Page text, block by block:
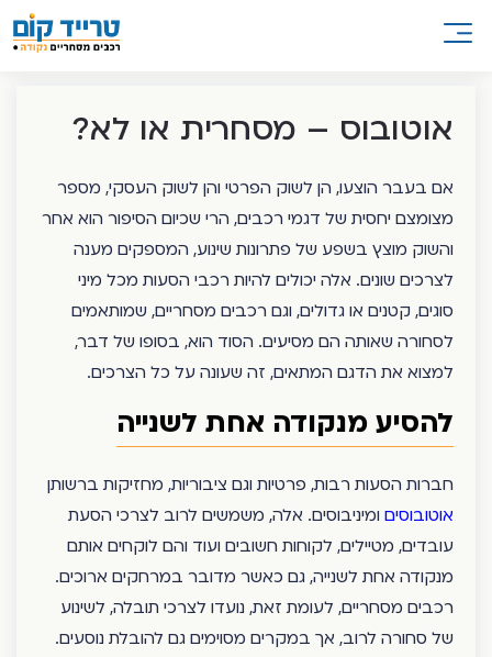
אוטובוס – מסחרית או לא?
אם בעבר הוצעו, הן לשוק הפרטי והן לשוק העסקי, מספר
מצומצם יחסית של דגמי רכבים, הרי שכיום הסיפור הוא אחר
והשוק מוצץ בשפע של פתרונות שינוע, המספקים מענה
לצרכים שונים. אלה יכולים להיות רכבי הסעות מכל מיני
סוגים, קטנים או גדולים, וגם רכבים מסחריים, שמותאמים
לסחורה שאותה הם מסיעים. הסוד הוא, בסופו של דבר,
למצוא את הדגם המתאים, זה שעונה על כל הצרכים.
להסיע מנקודה אחת לשנייה
חברות הסעות רבות, פרטיות וגם ציבוריות, מחזיקות ברשותן
אוטובוסים ומיניבוסים. אלה, משמשים לרוב לצרכי הסעת
עובדים, מטיילים, לקוחות חשובים ועוד והם לוקחים אותם
מנקודה אחת לשנייה, גם כאשר מדובר במרחקים ארוכים.
רכבים מסחריים, לעומת זאת, נועדו לצרכי תובלה, לשינוע
של סחורה לרוב, אך במקרים מסוימים גם להובלת נוסעים.